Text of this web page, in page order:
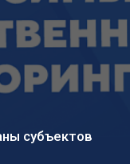
субъектов